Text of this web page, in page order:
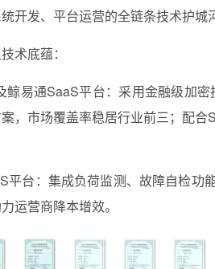
开发、平台运营的全链条技术护城
术底蕴：
鲸易通SaaS平台：采用金融级加
，市场覆盖率稳居行业前三；配
平台：集成负荷监测、故障自检功
运营商降本增效。